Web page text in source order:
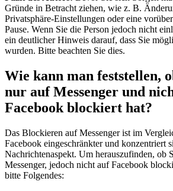
Gründe in Betracht ziehen, wie z. B.
Privatsphäre-Einstellungen oder eine
Pause. Wenn Sie die Person jedoch nicht
ein deutlicher Hinweis darauf, dass Sie
wurden. Bitte beachten Sie dies.
Wie kann man feststellen,
nur auf Messenger und
Facebook blockiert hat?
Das Blockieren auf Messenger ist im
Facebook eingeschränkter und konzentriert
Nachrichtenaspekt. Um herauszufinden, ob
Messenger, jedoch nicht auf Facebook
bitte Folgendes: